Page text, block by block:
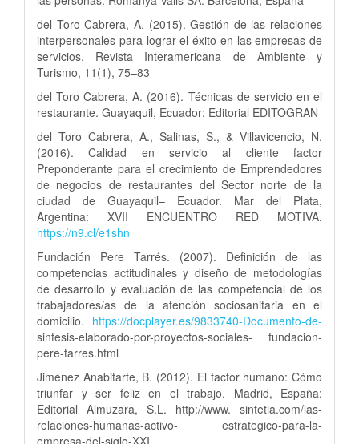
del Toro Cabrera, A. (2015). Gestión de las relaciones
interpersonales para lograr el éxito en las empresas de
servicios. Revista Interamericana de Ambiente y
Turismo, 11(1), 75–83
del Toro Cabrera, A. (2016). Técnicas de servicio en el
restaurante. Guayaquil, Ecuador: Editorial EDITOGRAN
del Toro Cabrera, A., Salinas, S., & Villavicencio, N.
(2016). Calidad en servicio al cliente factor
Preponderante para el crecimiento de Emprendedores
de negocios de restaurantes del Sector norte de la
ciudad de Guayaquil– Ecuador. Mar del Plata,
Argentina: XVII ENCUENTRO RED MOTIVA.
https://n9.cl/e1shn
Fundación Pere Tarrés. (2007). Definición de las
competencias actitudinales y diseño de metodologías
de desarrollo y evaluación de las competencial de los
trabajadores/as de la atención sociosanitaria en el
domicilio. https://docplayer.es/9833740-Documento-de-
sintesis-elaborado-por-proyectos-sociales- fundacion-
pere-tarres.html
Jiménez Anabitarte, B. (2012). El factor humano: Cómo
triunfar y ser feliz en el trabajo. Madrid, España:
Editorial Almuzara, S.L. http://www. sintetia.com/las-
relaciones-humanas-activo- estrategico-para-la-